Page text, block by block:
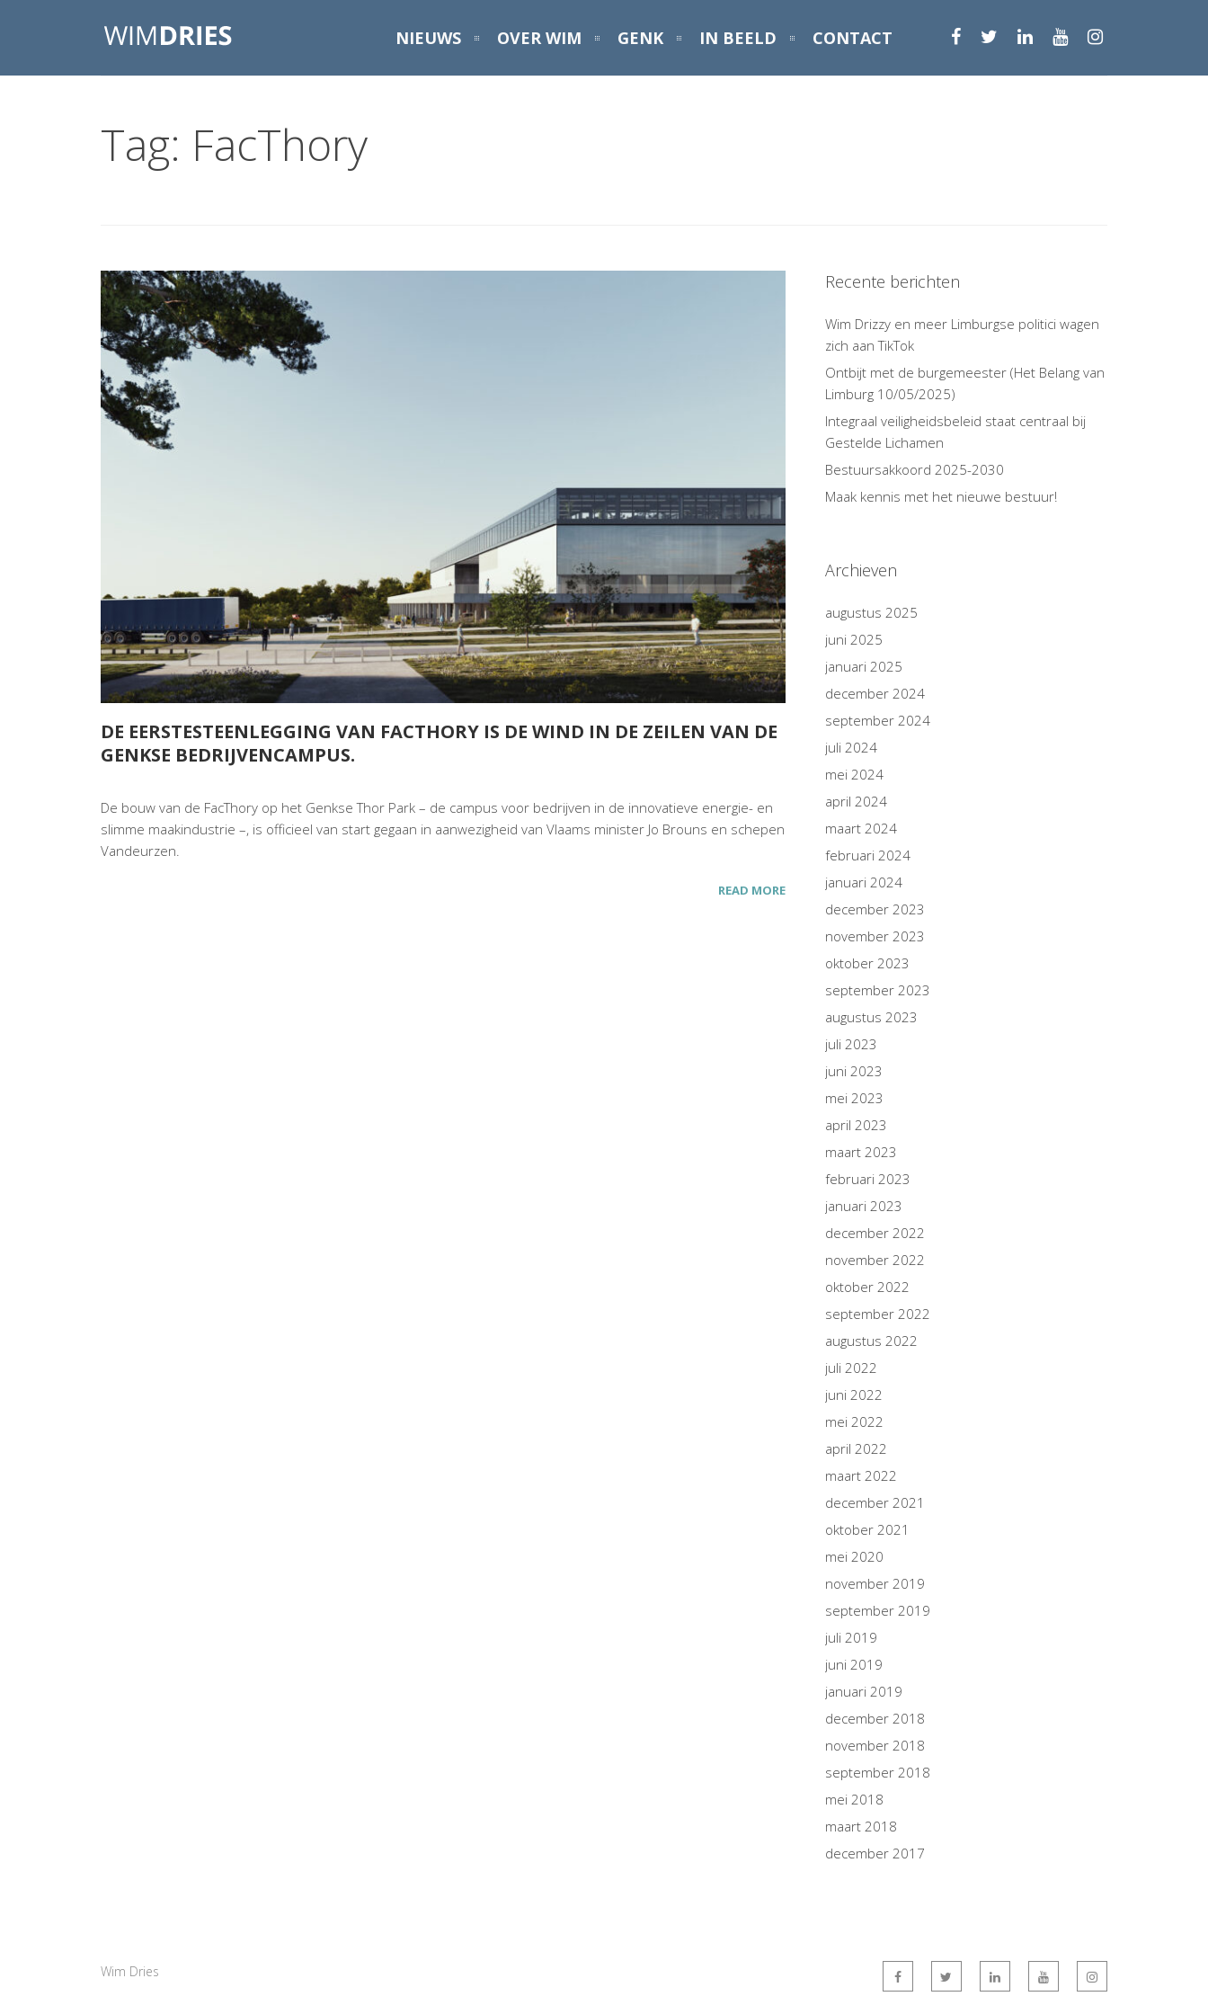
NIEUWS OVER WIM GENK IN BEELD CONTACT
Tag: FacThory
DE EERSTESTEENLEGGING VAN FACTHORY IS DE WIND IN DE ZEILEN VAN DE
GENKSE BEDRIJVENCAMPUS.
De bouw van de FacThory op het Genkse Thor Park – de campus voor bedrijven in de innovatieve energie- en
slimme maakindustrie –, is officieel van start gegaan in aanwezigheid van Vlaams minister Jo Brouns en schepen
Vandeurzen.
READ MORE
Recente berichten
Wim Drizzy en meer Limburgse politici wagen
zich aan TikTok
Ontbijt met de burgemeester (Het Belang van
Limburg 10/05/2025)
Integraal veiligheidsbeleid staat centraal bij
Gestelde Lichamen
Bestuursakkoord 2025-2030
Maak kennis met het nieuwe bestuur!
Archieven
augustus 2025
juni 2025
januari 2025
december 2024
september 2024
juli 2024
mei 2024
april 2024
maart 2024
februari 2024
januari 2024
december 2023
november 2023
oktober 2023
september 2023
augustus 2023
juli 2023
juni 2023
mei 2023
april 2023
maart 2023
februari 2023
januari 2023
december 2022
november 2022
oktober 2022
september 2022
augustus 2022
juli 2022
juni 2022
mei 2022
april 2022
maart 2022
december 2021
oktober 2021
mei 2020
november 2019
september 2019
juli 2019
juni 2019
januari 2019
december 2018
november 2018
september 2018
mei 2018
maart 2018
december 2017
Wim Dries